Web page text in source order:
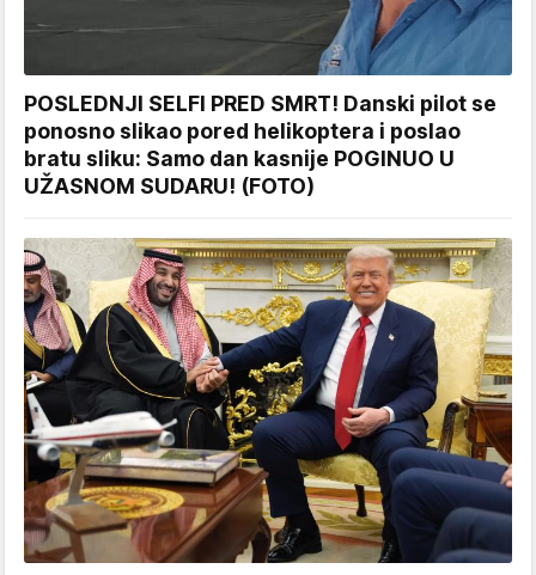
POSLEDNJI SELFI PRED SMRT! Danski pilot se
ponosno slikao pored helikoptera i poslao
bratu sliku: Samo dan kasnije POGINUO U
UŽASNOM SUDARU! (FOTO)